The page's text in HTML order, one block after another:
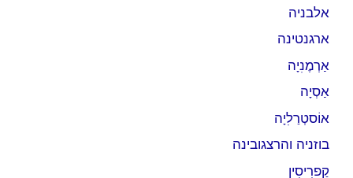
אלבניה
ארגנטינה
אַרְמֶנִיָה
אַסְיָה
אוֹסטְרַלִיָה
בוזניה והרצגובינה
קַפרִיסִין